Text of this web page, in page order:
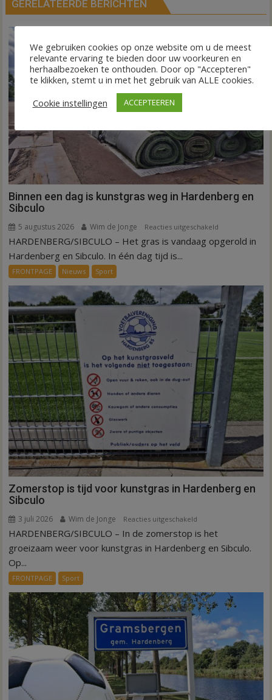
GERELATEERDE BERICHTEN
Binnen een dag is kunstgras weg in Hardenberg en
Sibculo
5 augustus 2026 Wim de Jonge Reacties uitgeschakeld
Binnen
kunstgras
weg
in
Hardenberg
en
Sibculo
HARDENBERG/SIBCULO – Het gras is vandaag opgerold in
Hardenberg en Sibculo. In één dag tijd is...
FRONTPAGE Nieuws Sport
Zomerstop is tijd voor kunstgras in Hardenberg en
Sibculo
3 juli 2026 Wim de Jonge Reacties uitgeschakeld
Zomerstop
is
in
Hardenberg
en
Sibculo
HARDENBERG/SIBCULO – In de zomerstop is het
groeizaam weer voor kunstgras in Hardenberg en Sibculo.
Op...
FRONTPAGE Sport
We gebruiken cookies op onze website om u de meest
relevante ervaring te bieden door uw voorkeuren en
herhaalbezoeken te onthouden. Door op "Accepteren"
te klikken, stemt u in met het gebruik van ALLE cookies.
Cookie instellingen
ACCEPTEEREN